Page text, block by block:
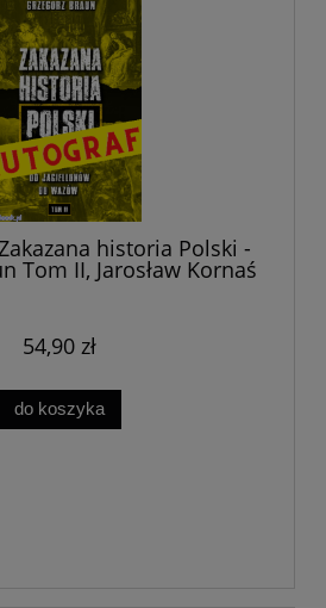
historia Polski -
Tom II, Jarosław Kornaś
54,90 zł
do koszyka